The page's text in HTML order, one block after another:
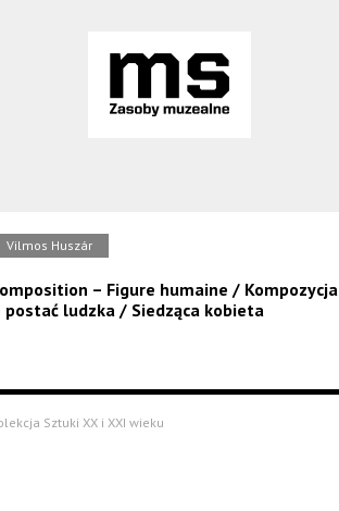
Vilmos Huszár
– Figure humaine / Kompozycja
postać ludzka / Siedząca kobieta
Sztuki XX i XXI wieku